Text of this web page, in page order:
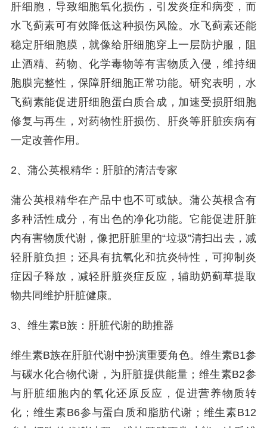
肝细胞，导致细胞氧化损伤，引发炎症和病变，而
水飞蓟素可有效降低这种损伤风险。水飞蓟素还能
稳定肝细胞膜，就像给肝细胞穿上一层防护服，阻
止酒精、药物、化学毒物等有害物质入侵，维持细
胞膜完整性，保障肝细胞正常功能。研究表明，水
飞蓟素能促进肝细胞蛋白质合成，加速受损肝细胞
修复与再生，对药物性肝损伤、肝炎等肝脏疾病有
一定改善作用。
2、蒲公英根精华：肝脏的清洁专家
蒲公英根精华在产品中也不可或缺。蒲公英根含有
多种活性成分，有出色的净化功能。它能促进肝脏
内有害物质代谢，像把肝脏里的“垃圾”清扫出去，减
轻肝脏负担；还具有抗氧化和抗炎特性，可抑制炎
症因子释放，减轻肝脏炎症反应，辅助奶蓟草提取
物共同维护肝脏健康。
3、维生素B族：肝脏代谢的助推器
维生素B族在肝脏代谢中扮演重要角色。维生素B1参
与碳水化合物代谢，为肝脏提供能量；维生素B2参
与肝脏细胞内的氧化还原反应，促进营养物质转
化；维生素B6参与蛋白质和脂肪代谢；维生素B12